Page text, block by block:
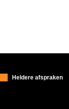
Heldere afspraken